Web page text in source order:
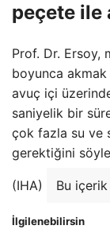
peçete ile
Prof. Dr. Ersoy,
boyunca
avuç içi
saniyelik bir
çok fazla su ve
gerektiğini
(IHA) Bu
İlgilenebilirsin